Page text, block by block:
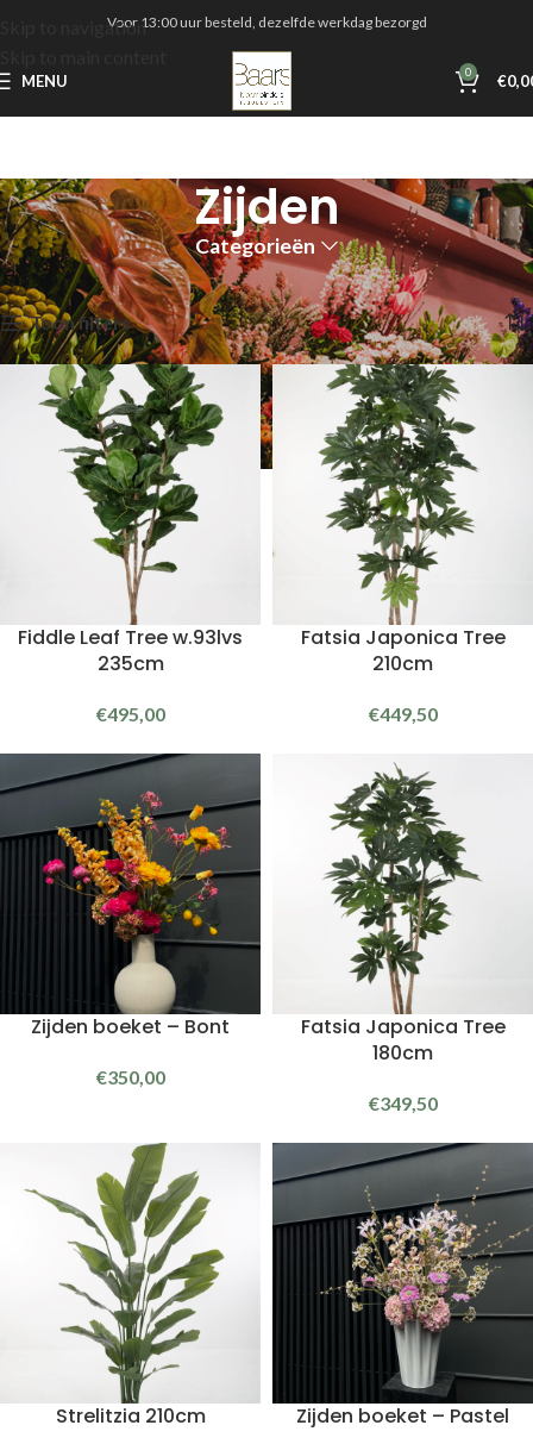
Skip to navigationVoor 13:00 uur besteld, dezelfde werkdag bezorgd
MENU 0 €
Zijden
Categorieën
Home Shop Zijden Toont alle 20 resultaten
Toon filters
Fiddle Leaf Tree w.93lvs
235cm
€495,00
Fatsia Japonica Tree
210cm
€449,50
Zijden boeket – Bont
€350,00
Fatsia Japonica Tree
180cm
€349,50
Strelitzia 210cm Zijden boeket – Pastel